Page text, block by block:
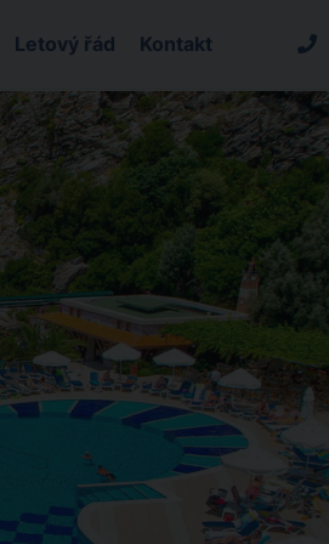
Letový řád Kontakt